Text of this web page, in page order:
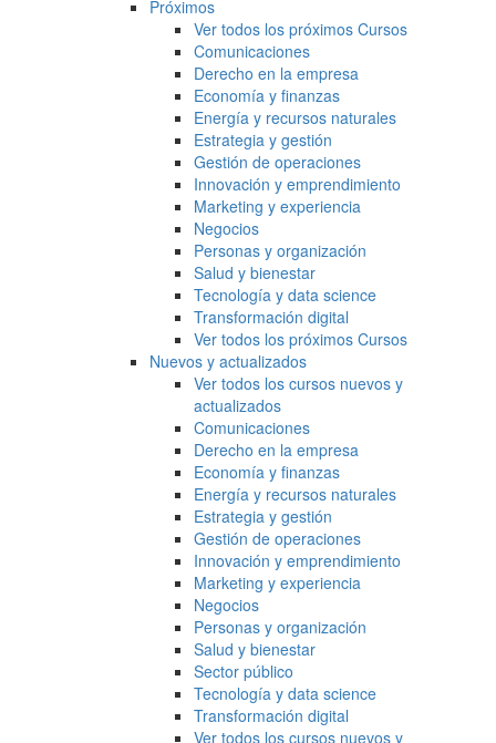
Próximos
Ver todos los próximos Cursos
Comunicaciones
Derecho en la empresa
Economía y finanzas
Energía y recursos naturales
Estrategia y gestión
Gestión de operaciones
Innovación y emprendimiento
Marketing y experiencia
Negocios
Personas y organización
Salud y bienestar
Tecnología y data science
Transformación digital
Ver todos los próximos Cursos
Nuevos y actualizados
Ver todos los cursos nuevos y
actualizados
Comunicaciones
Derecho en la empresa
Economía y finanzas
Energía y recursos naturales
Estrategia y gestión
Gestión de operaciones
Innovación y emprendimiento
Marketing y experiencia
Negocios
Personas y organización
Salud y bienestar
Sector público
Tecnología y data science
Transformación digital
Ver todos los cursos nuevos y